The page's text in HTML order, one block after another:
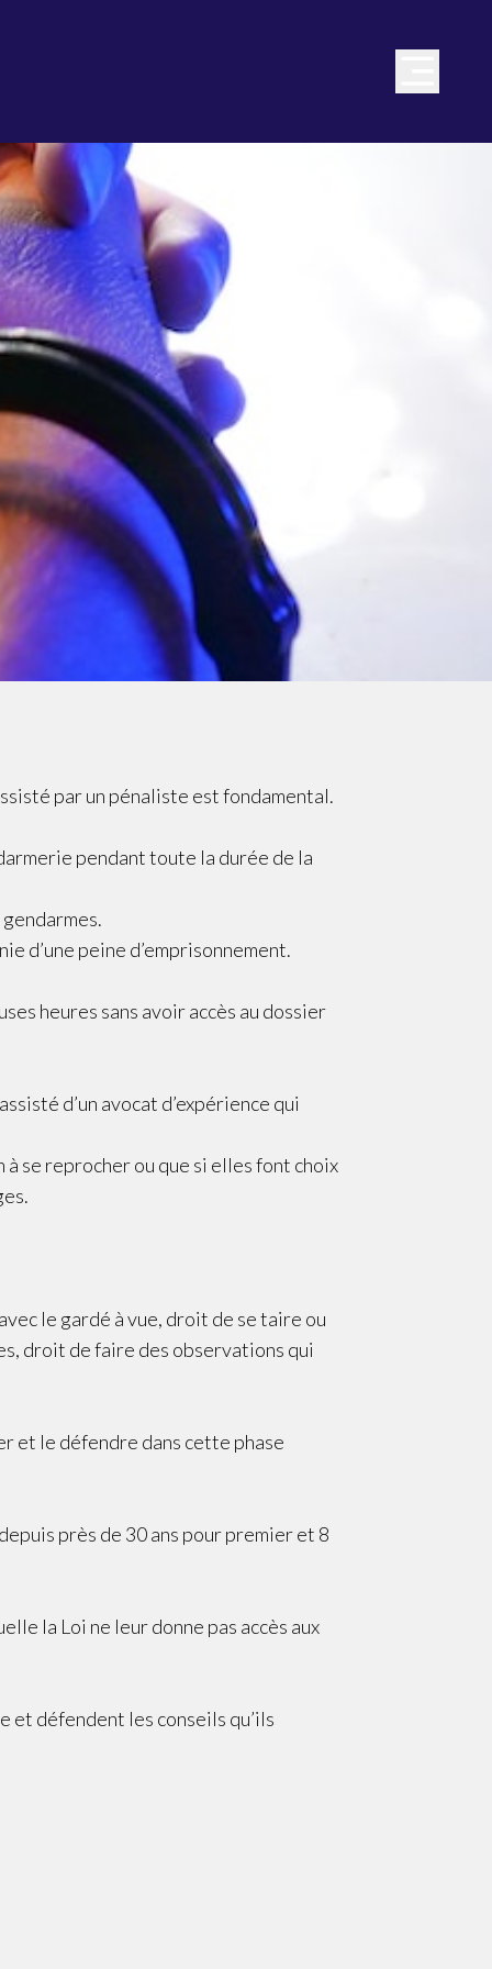
par un pénaliste est fondamental.
pendant toute la durée de la
d’une peine d’emprisonnement.
heures sans avoir accès au dossier
d’un avocat d’expérience qui
à se reprocher ou que si elles font choix
le gardé à vue, droit de se taire ou
droit de faire des observations qui
et le défendre dans cette phase
près de 30 ans pour premier et 8
la Loi ne leur donne pas accès aux
et défendent les conseils qu’ils